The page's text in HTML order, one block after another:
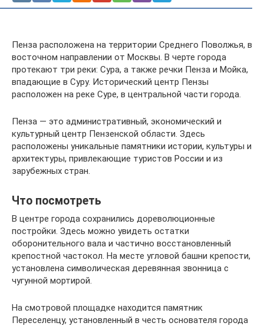
Пенза расположена на территории Среднего Поволжья, в
восточном направлении от Москвы. В черте города
протекают три реки: Сура, а также речки Пенза и Мойка,
впадающие в Суру. Исторический центр Пензы
расположен на реке Суре, в центральной части города.
Пенза — это административный, экономический и
культурный центр Пензенской области. Здесь
расположены уникальные памятники истории, культуры и
архитектуры, привлекающие туристов России и из
зарубежных стран.
Что посмотреть
В центре города сохранились дореволюционные
постройки. Здесь можно увидеть остатки
оборонительного вала и частично восстановленный
крепостной частокол. На месте угловой башни крепости,
установлена символическая деревянная звонница с
чугунной мортирой.
На смотровой площадке находится памятник
Переселенцу, установленный в честь основателя города